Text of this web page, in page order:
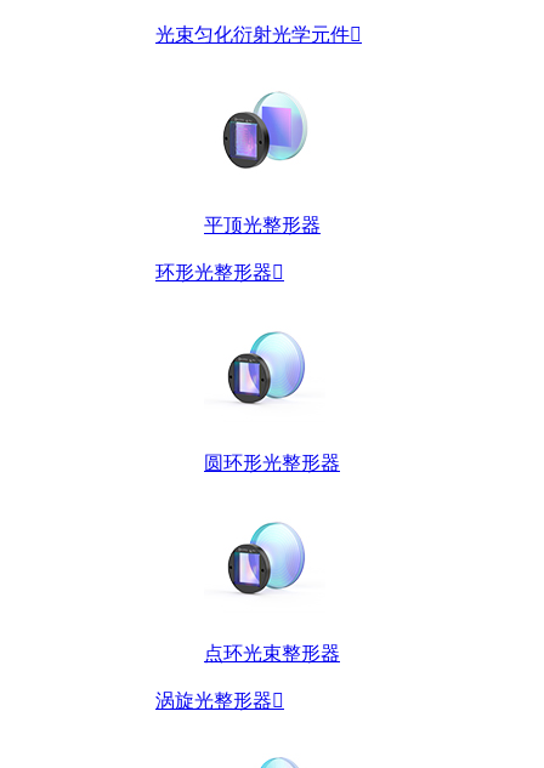
光束匀化衍射光学元件
平顶光整形器
环形光整形器
圆环形光整形器
点环光束整形器
涡旋光整形器